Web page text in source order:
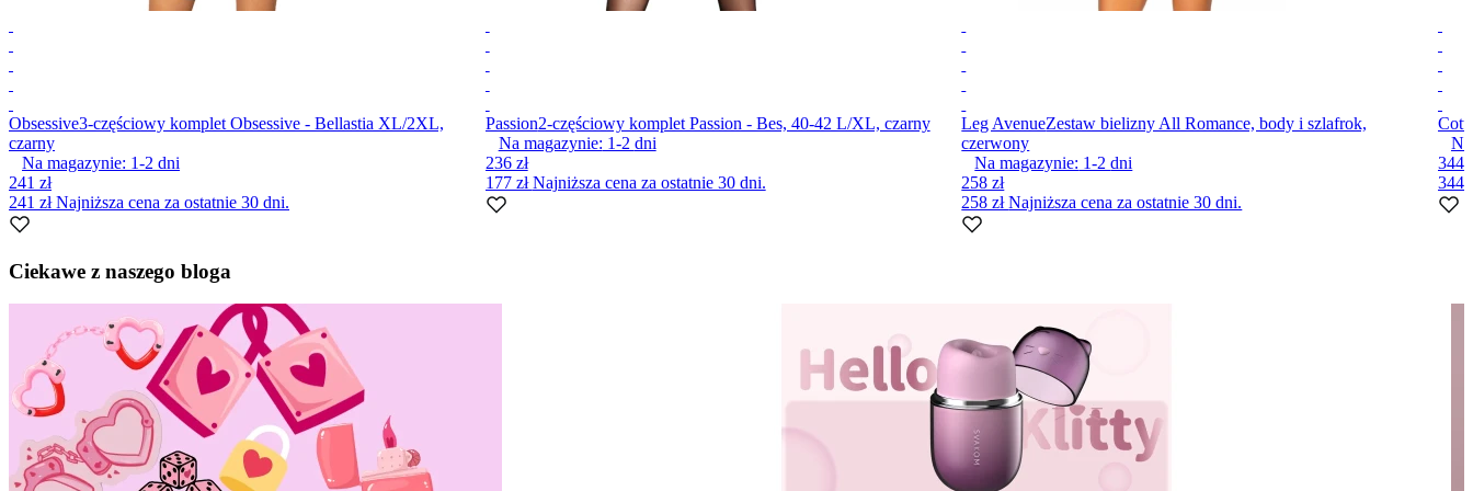
Obsessive3-częściowy komplet Obsessive - Bellastia XL/2XL,
czarny
Na magazynie: 1-2 dni
241 zł
241 złNajniższa cena za ostatnie 30 dni.
Passion2-częściowy komplet Passion - Bes, 40-42 L/XL, czarny
Na magazynie: 1-2 dni
236 zł
177 złNajniższa cena za ostatnie 30 dni.
Leg AvenueZestaw bielizny All Romance, body i szlafrok,
czerwony
Na magazynie: 1-2dni
258 zł
258 złNajniższa cena za ostatnie 30 dni.
344
344
1
10
Ciekawe z naszego bloga